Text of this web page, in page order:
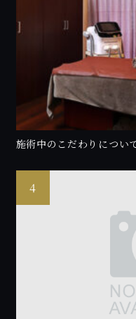
施術中のこだわりについ